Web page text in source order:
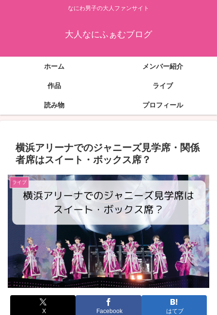
なにわ男子の大人ファンサイト
大人なにふぁむブログ
ホーム メンバー紹介
作品 ライブ
読み物 プロフィール
横浜アリーナでのジャニーズ見学席・関係
者席はスイート・ボックス席？
ライブ
X Facebook はてブ